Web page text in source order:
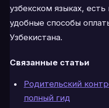
узбекском языках,
удобные способы
Узбекистана.
Связанные статьи
Родительский
полный гид